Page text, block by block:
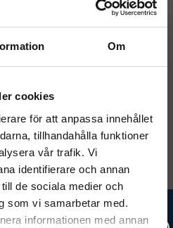
Om
cookies
för att anpassa innehållet
tillhandahålla funktioner
vår trafik. Vi
identifierare och annan
de sociala medier och
som vi samarbetar med.
informationen med annan
Höggodskärra V2 – Med
stabilitet
27 825 kr Köp
erbjudanden &